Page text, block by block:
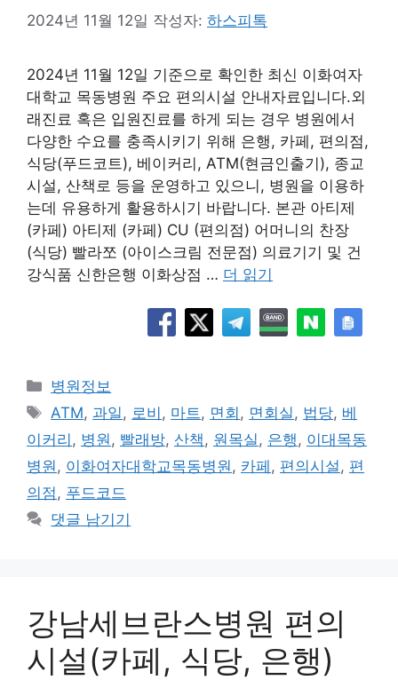
2024년 11월 12일 작성자: 하스피톡
2024년 11월 12일 기준으로 확인한 최신 이화여자
대학교 목동병원 주요 편의시설 안내자료입니다.외
래진료 혹은 입원진료를 하게 되는 경우 병원에서
다양한 수요를 충족시키기 위해 은행, 카페, 편의점,
식당(푸드코트), 베이커리, ATM(현금인출기), 종교
시설, 산책로 등을 운영하고 있으니, 병원을 이용하
는데 유용하게 활용하시기 바랍니다. 본관 아티제
(카페) 아티제 (카페) CU (편의점) 어머니의 찬장
(식당) 빨라쪼 (아이스크림 전문점) 의료기기 및 건
강식품 신한은행 이화상점 … 더 읽기
카
테
리
병원정보
태
그
ATM, 과일, 로비 , 마트, 면회 , 면회실, 법당, 베
이커리 , 병원, 빨래방, 산책, 원목실, 은행, 이대목동
병원, 이화여자대학교목동병원, 카페 , 편의시설 , 편
의점, 푸드코드
댓글 남기기
강남세브란스병원 편의
시설(카페, 식당, 은행)